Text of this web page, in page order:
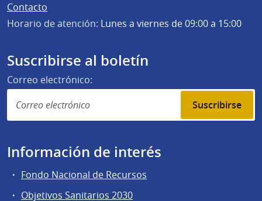
Contacto
Horario de atención: Lunes a viernes de 09:00 a 15:00
Suscribirse al boletín
Correo electrónico:
Suscribirse
Información de interés
Fondo Nacional de Recursos
Objetivos Sanitarios 2030